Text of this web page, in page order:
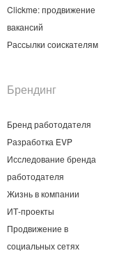
Clickme: продвижение
вакансий
Рассылки соискателям
Брендинг
Бренд работодателя
Разработка EVP
Исследование бренда
работодателя
Жизнь в компании
ИТ-проекты
Продвижение в
социальных сетях